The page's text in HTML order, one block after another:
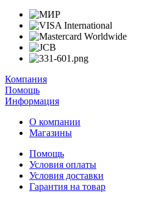
Компания
Помощь
Информация
О компании
Магазины
Помощь
Условия оплаты
Условия доставки
Гарантия на товар